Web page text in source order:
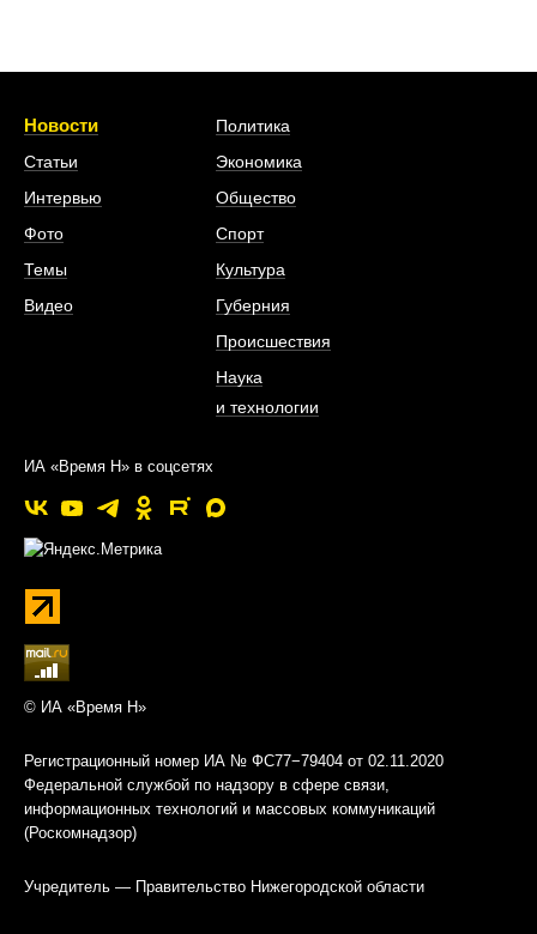
Новости
Статьи
Интервью
Фото
Темы
Видео
Политика
Экономика
Общество
Спорт
Культура
Губерния
Происшествия
Наука
и технологии
ИА «Время Н» в соцсетях
© ИА «Время Н»
Регистрационный номер ИА № ФС77−79404 от 02.11.2020
Федеральной службой по надзору в сфере связи,
информационных технологий и массовых коммуникаций
(Роскомнадзор)
Учредитель — Правительство Нижегородской области